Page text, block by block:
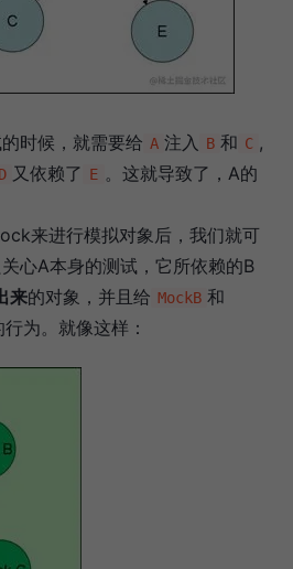
时候，就需要给 A 注入 B 和 C ,
D 又依赖了 E 。这就导致了，A的
来进行模拟对象后，我们就可
心A本身的测试，它所依赖的B
来的对象，并且给 MockB 和
为。就像这样：